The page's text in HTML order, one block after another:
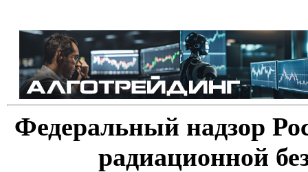
Федеральный надзор
радиационной